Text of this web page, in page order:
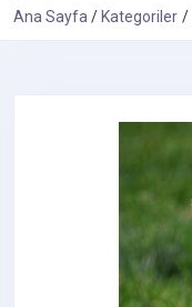
Ana Sayfa Kategoriler